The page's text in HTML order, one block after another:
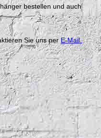
bestellen und auch
Sie uns per E-Mail.